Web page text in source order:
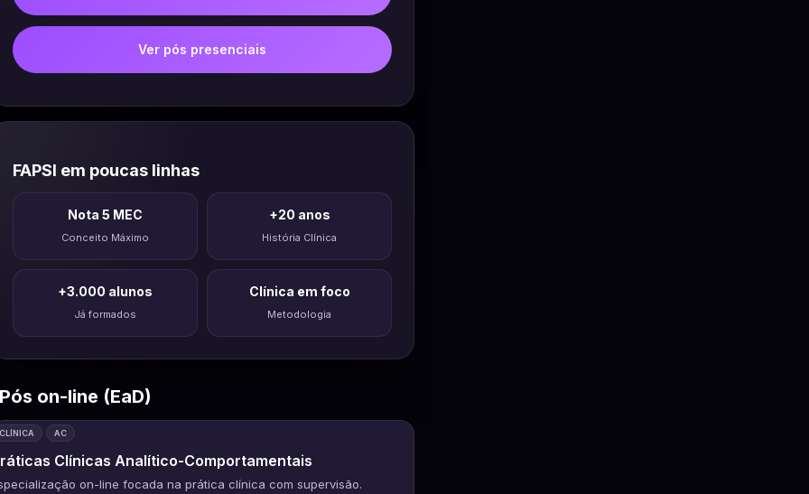
Ver pós presenciais
FAPSI em poucas linhas
Nota 5 MEC
Conceito Máximo
+20 anos
História Clínica
+3.000 alunos
Já formados
Clínica em foco
Metodologia
Pós on-line (EaD)
CLÍNICA AC
Clínicas Analítico-Comportamentais
on-line focada na prática clínica com supervisão.